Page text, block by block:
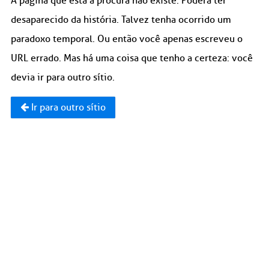
desaparecido da história. Talvez tenha ocorrido um
paradoxo temporal. Ou então você apenas escreveu o
URL errado. Mas há uma coisa que tenho a certeza: você
devia ir para outro sítio.
Ir para outro sítio